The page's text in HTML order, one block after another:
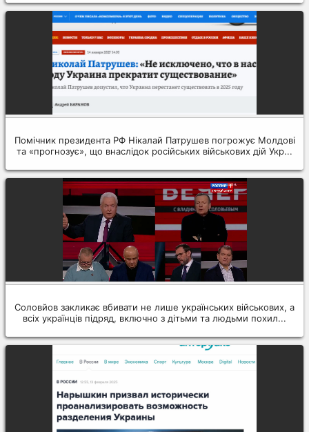
Помічник президента РФ Нікалай Патрушев погрожує Молдові
та «прогнозує», що внаслідок російських військових дій Укр...
Соловйов закликає вбивати не лише українських військових, а
всіх українців підряд, включно з дітьми та людьми похил...